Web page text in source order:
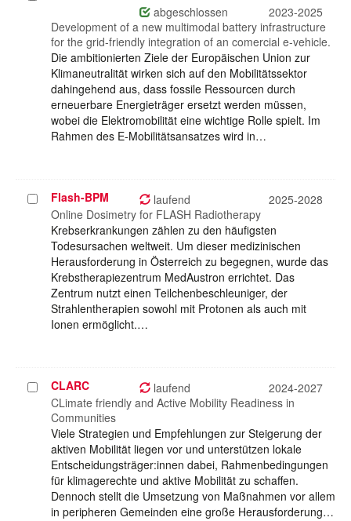
abgeschlossen
2023-2025
Development of a new multimodal battery infrastructure
for the grid-friendly integration of an comercial e-vehicle.
Die ambitionierten Ziele der Europäischen Union zur
Klimaneutralität wirken sich auf den Mobilitätssektor
dahingehend aus, dass fossile Ressourcen durch
erneuerbare Energieträger ersetzt werden müssen,
wobei die Elektromobilität eine wichtige Rolle spielt. Im
Rahmen des E-Mobilitätsansatzes wird in…
Projekt
auswählen
Flash-BPM laufend
2025-2028
Online Dosimetry for FLASH Radiotherapy
Krebserkrankungen zählen zu den häufigsten
Todesursachen weltweit. Um dieser medizinischen
Herausforderung in Österreich zu begegnen, wurde das
Krebstherapiezentrum MedAustron errichtet. Das
Zentrum nutzt einen Teilchenbeschleuniger, der
Strahlentherapien sowohl mit Protonen als auch mit
Ionen ermöglicht.…
Projekt
auswählen
CLARC laufend
2024-2027
CLimate friendly and Active Mobility Readiness in
Communities
Viele Strategien und Empfehlungen zur Steigerung der
aktiven Mobilität liegen vor und unterstützen lokale
Entscheidungsträger:innen dabei, Rahmenbedingungen
für klimagerechte und aktive Mobilität zu schaffen.
Dennoch stellt die Umsetzung von Maßnahmen vor allem
in peripheren Gemeinden eine große Herausforderung…